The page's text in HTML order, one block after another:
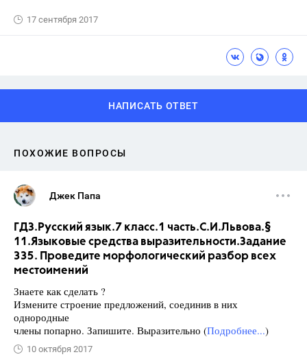
17 сентября 2017
НАПИСАТЬ ОТВЕТ
ПОХОЖИЕ ВОПРОСЫ
Джек Папа
ГДЗ.Русский язык.7 класс.1 часть.С.И.Львова.§
11.Языковые средства выразительности.Задание
335. Проведите морфологический разбор всех
местоимений
Знаете как сделать ?
Измените строение предложений, соединив в них
однородные
члены попарно. Запишите. Выразительно (Подробнее...)
10 октября 2017